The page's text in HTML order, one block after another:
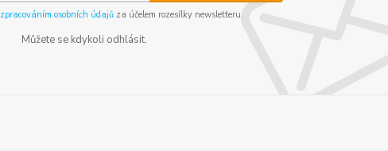
zpracováním osobních údajůza účelem rozesílky newsletteru.
Můžete se kdykoli odhlásit.